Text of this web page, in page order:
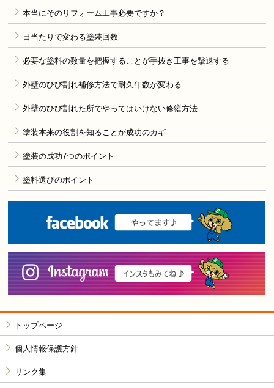
本当にそのリフォーム工事必要ですか？
日当たりで変わる塗装回数
必要な塗料の数量を把握することが手抜き工事を撃退する
外壁のひび割れ補修方法で耐久年数が変わる
外壁のひび割れた所でやってはいけない修繕方法
塗装本来の役割を知ることが成功のカギ
塗装の成功7つのポイント
塗料選びのポイント
トップページ
個人情報保護方針
リンク集